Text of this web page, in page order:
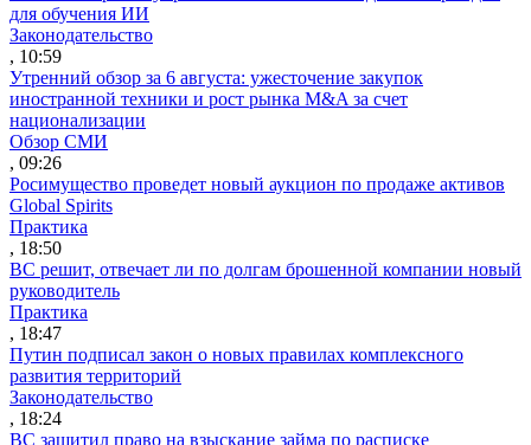
для обучения ИИ
Законодательство
, 10:59
Утренний обзор за 6 августа: ужесточение закупок
иностранной техники и рост рынка M&A за счет
национализации
Обзор СМИ
, 09:26
Росимущество проведет новый аукцион по продаже активов
Global Spirits
Практика
, 18:50
ВС решит, отвечает ли по долгам брошенной компании новый
руководитель
Практика
, 18:47
Путин подписал закон о новых правилах комплексного
развития территорий
Законодательство
, 18:24
ВС защитил право на взыскание займа по расписке